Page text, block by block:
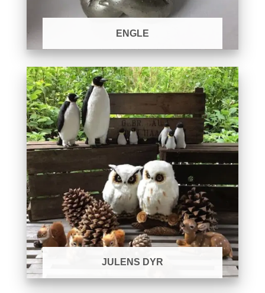
ENGLE
JULENS DYR